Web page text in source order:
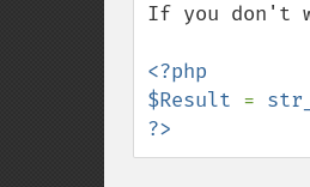
If you don't
<?php
$Result =
?>